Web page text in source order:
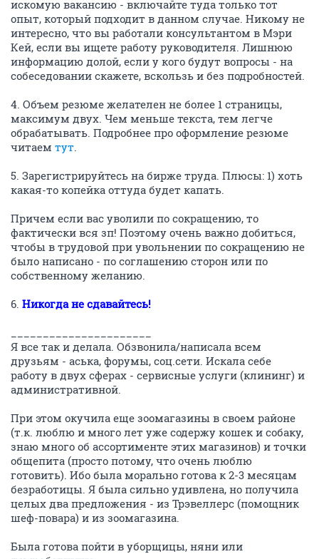
Рыжинка
Рыжинка
04 февраля 2015
Думаю, что в свете происходящего в последние пару
месяцев такая тема может оказаться многим
поиску работы, особенно - в кризисное время, чем
новее ваш опыт, тем он, скорее всего, актуальнее.
Давайте постараемся, по возможности, не
прочитывать всю тему прежде, чем ответить.
декабре 2014-го, самый неподходящий период для
этого дела.
1. При поиске работы постарайтесь использовать
абсолютно все возможности, которые вам доступны:
- старые связи, друзья/бывшие коллеги/знакомые/
- кадровые агентства
- социальные сети - контакт, фейсбук, одноклассники
- газеты
- рассылка резюме в компании по своей сфере, в
крупные компании, где хотелось бы работать (2ГИС и
2. Смотрите шире. Если в вашей сфере деятельности
сейчас затишье, либо сезон для поиска работы
неудачный - не ограничивайтесь только ею.
Продумайте, что еще вы умеете делать, что любите,
чем интересуетесь и много знаете - и попробуйте
искать работу и в этих сферах тоже.
чтобы найти работу по профилю. Это особенно